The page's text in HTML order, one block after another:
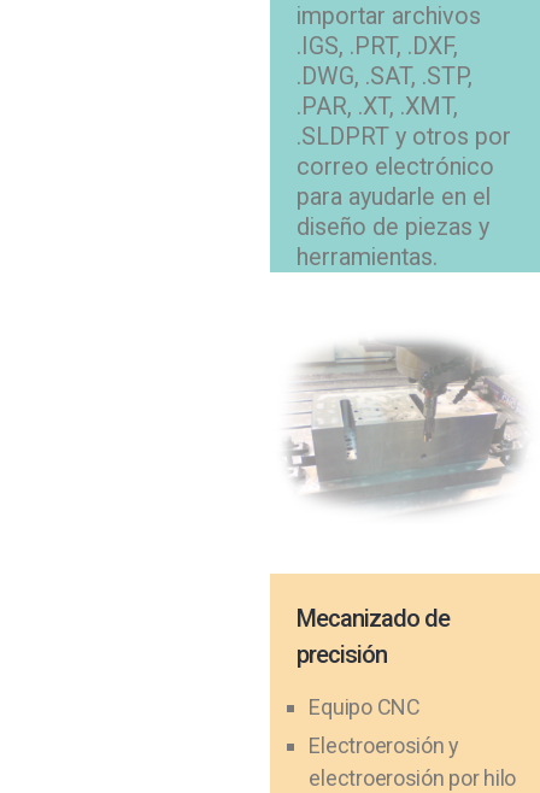
importar archivos
.IGS, .PRT, .DXF,
.DWG, .SAT, .STP,
.PAR, .XT, .XMT,
.SLDPRT y otros por
correo electrónico
para ayudarle en el
diseño de piezas y
herramientas.
Mecanizado de
precisión
Equipo CNC
Electroerosión y
electroerosión por hilo